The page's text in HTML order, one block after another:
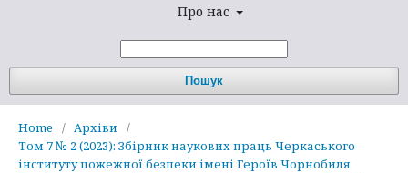
Про нас
Пошук
Home / Архіви
/
Том 7 № 2 (2023): Збірник наукових праць Черкаського
інституту пожежної безпеки імені Героїв Чорнобиля